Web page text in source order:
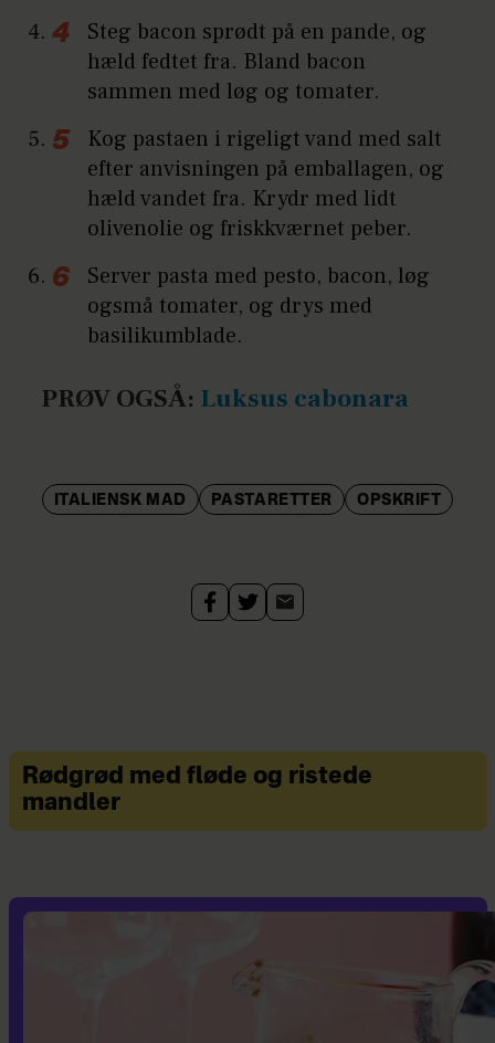
Steg bacon sprødt på en pande, og
hæld fedtet fra. Bland bacon
sammen med løg og tomater.
Kog pastaen i rigeligt vand med salt
efter anvisningen på emballagen, og
hæld vandet fra. Krydr med lidt
olivenolie og friskkværnet peber.
Server pasta med pesto, bacon, løg
ogsmå tomater, og drys med
basilikumblade.
PRØV OGSÅ: Luksus cabonara
ITALIENSK MAD PASTARETTER OPSKRIFT
Rødgrød med fløde og ristede
mandler